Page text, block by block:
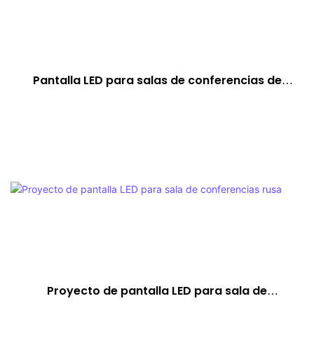
Pantalla LED para salas de conferencias de
Proyecto de pantalla LED para sala de